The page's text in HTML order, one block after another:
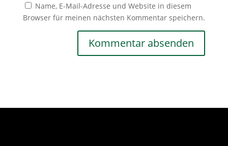
Name, E-Mail-Adresse und Website in diesem
Browser für meinen nächsten Kommentar speichern.